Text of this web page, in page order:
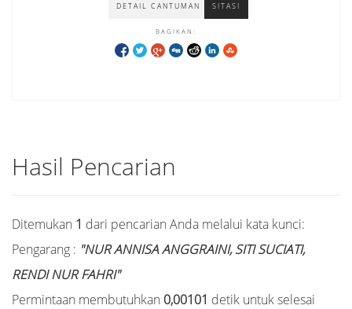
DETAIL CANTUMAN SITASI
BAGIKAN:
Hasil Pencarian
Ditemukan 1 dari pencarian Anda melalui kata kunci:
Pengarang : "NUR ANNISA ANGGRAINI, SITI SUCIATI,
RENDI NUR FAHRI"
Permintaan membutuhkan 0,00101 detik untuk selesai